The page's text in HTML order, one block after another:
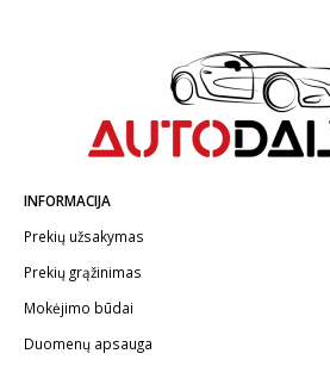
INFORMACIJA
Prekių užsakymas
Prekių grąžinimas
Mokėjimo būdai
Duomenų apsauga